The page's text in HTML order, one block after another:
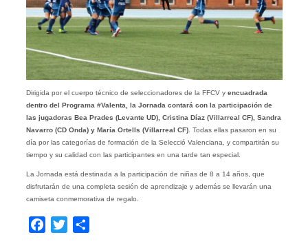
Dirigida por el cuerpo técnico de seleccionadores de la FFCV y encuadrada
dentro del Programa #Valenta, la Jornada contará con la participación de
las jugadoras Bea Prades (Levante UD), Cristina Díaz (Villarreal CF), Sandra
Navarro (CD Onda) y María Ortells (Villarreal CF). Todas ellas pasaron en su
día por las categorías de formación de la Selecció Valenciana, y compartirán su
tiempo y su calidad con las participantes en una tarde tan especial.
La Jornada está destinada a la participación de niñas de 8 a 14 años, que
disfrutarán de una completa sesión de aprendizaje y además se llevarán una
camiseta conmemorativa de regalo.
Facebook
Twitter